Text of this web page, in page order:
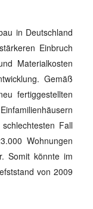
in Deutschland
Einbruch
Materialkosten
Gemäß
fertiggestellten
Fall
Wohnungen
Somit könnte im
von 2009